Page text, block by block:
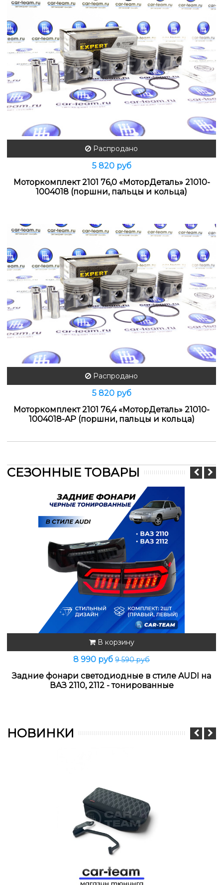
Распродано
5 820 руб
Моторкомплект 2101 76,0 «МоторДеталь» 21010-
1004018 (поршни, пальцы и кольца)
Распродано
5 820 руб
Моторкомплект 2101 76,4 «МоторДеталь» 21010-
1004018-AP (поршни, пальцы и кольца)
СЕЗОННЫЕ ТОВАРЫ
В корзину
8 990 руб 9 590 руб
Задние фонари светодиодные в стиле AUDI на
ВАЗ 2110, 2112 - тонированные
НОВИНКИ